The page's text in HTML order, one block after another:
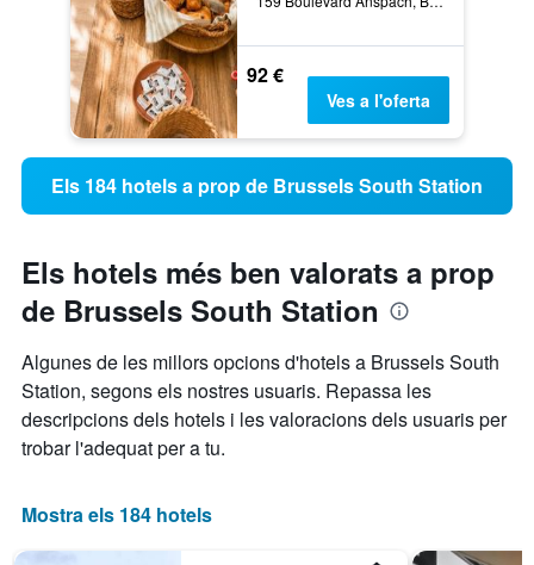
92 €
Ves a l'oferta
Els 184 hotels a prop de Brussels South Station
Els hotels més ben valorats a prop
de Brussels South Station
Algunes de les millors opcions d'hotels a Brussels South
Station, segons els nostres usuaris. Repassa les
descripcions dels hotels i les valoracions dels usuaris per
trobar l'adequat per a tu.
Mostra els 184 hotels